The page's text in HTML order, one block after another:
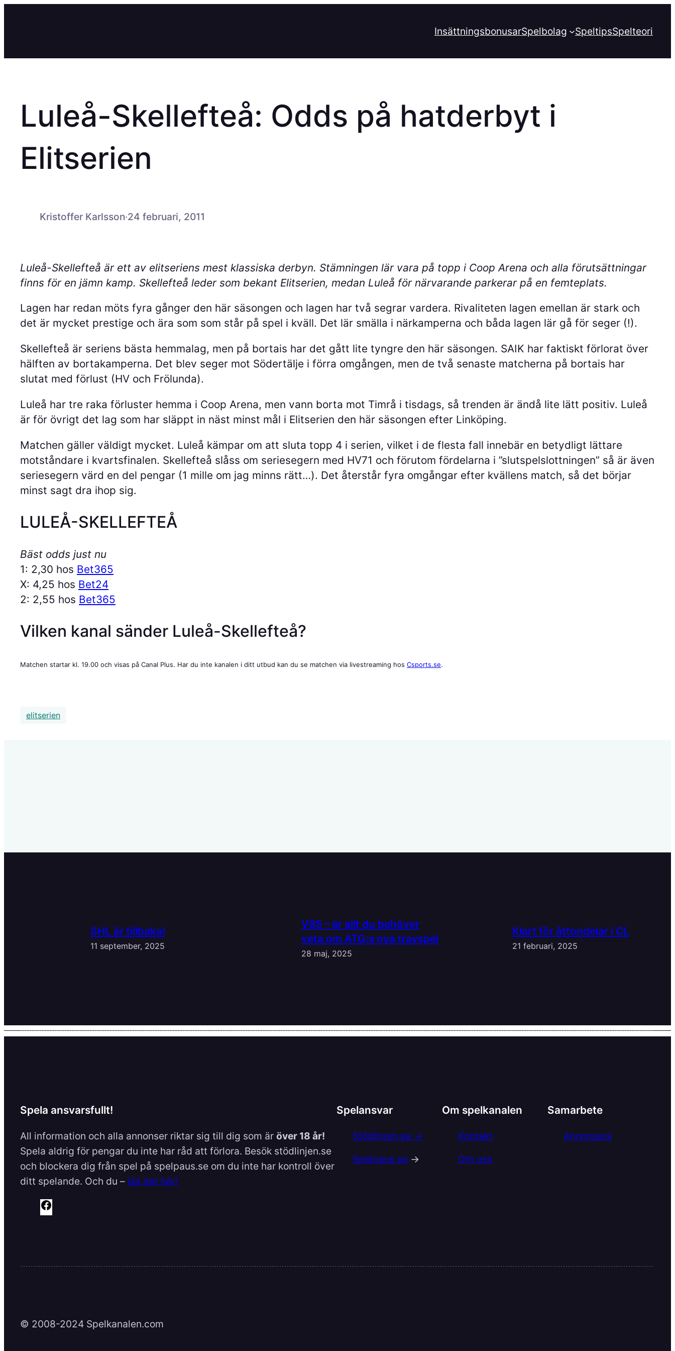
InsättningsbonusarSpelbolag SpeltipsSpelteori
Luleå-Skellefteå: Odds på hatderbyt i
Elitserien
Kristoffer Karlsson·24 februari, 2011
Luleå-Skellefteå är ett av elitseriens mest klassiska derbyn. Stämningen lär vara på topp i Coop Arena och alla förutsättningar
finns för en jämn kamp. Skellefteå leder som bekant Elitserien, medan Luleå för närvarande parkerar på en femteplats.
Lagen har redan möts fyra gånger den här säsongen och lagen har två segrar vardera. Rivaliteten lagen emellan är stark och
det är mycket prestige och ära som som står på spel i kväll. Det lär smälla i närkamperna och båda lagen lär gå för seger (!).
Skellefteå är seriens bästa hemmalag, men på bortais har det gått lite tyngre den här säsongen. SAIK har faktiskt förlorat över
hälften av bortakamperna. Det blev seger mot Södertälje i förra omgången, men de två senaste matcherna på bortais har
slutat med förlust (HV och Frölunda).
Luleå har tre raka förluster hemma i Coop Arena, men vann borta mot Timrå i tisdags, så trenden är ändå lite lätt positiv. Luleå
är för övrigt det lag som har släppt in näst minst mål i Elitserien den här säsongen efter Linköping.
Matchen gäller väldigt mycket. Luleå kämpar om att sluta topp 4 i serien, vilket i de flesta fall innebär en betydligt lättare
motståndare i kvartsfinalen. Skellefteå slåss om seriesegern med HV71 och förutom fördelarna i ”slutspelslottningen” så är även
seriesegern värd en del pengar (1 mille om jag minns rätt…). Det återstår fyra omgångar efter kvällens match, så det börjar
minst sagt dra ihop sig.
LULEÅ-SKELLEFTEÅ
Bäst odds just nu
1: 2,30 hos Bet365
X: 4,25 hos Bet24
2: 2,55 hos Bet365
Vilken kanal sänder Luleå-Skellefteå?
Matchen startar kl. 19.00 och visas på Canal Plus. Har du inte kanalen i ditt utbud kan du se matchen via livestreaming hos Csports.se.
elitserien
SHL är tillbaka!
11 september, 2025
V85 – är allt du behöver
veta om ATG:s nya travspel
28 maj, 2025
Klart för åttondelar i CL
21 februari, 2025
Spela ansvarsfullt!
All information och alla annonser riktar sig till dig som är över 18 år!
Spela aldrig för pengar du inte har råd att förlora. Besök stödlinjen.se
och blockera dig från spel på spelpaus.se om du inte har kontroll över
ditt spelande. Och du – läs det här!
b
Spelansvar
Stödlinjen.se →
Spelpaus.se →
Om spelkanalen
Kontakt
Om oss
Samarbete
Annonsera
© 2008-2024 Spelkanalen.com